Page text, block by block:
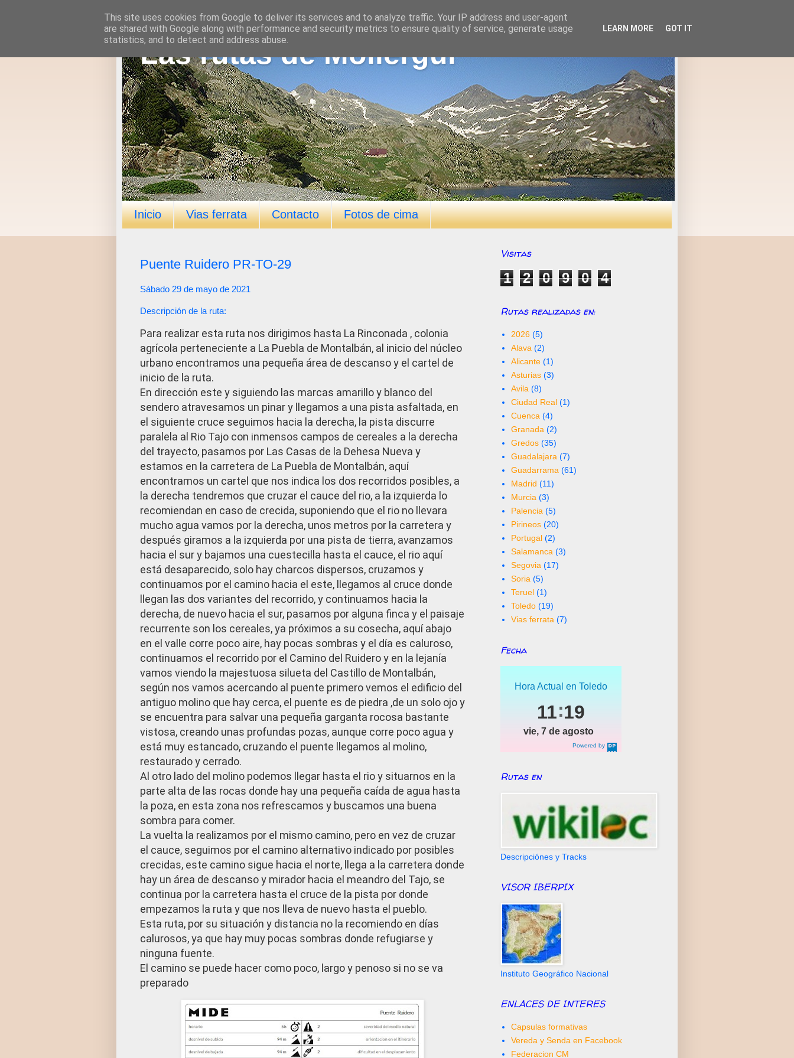
Las rutas de Mollergui
Inicio Vias ferrata Contacto Fotos de cima
Puente Ruidero PR-TO-29
Sábado 29 de mayo de 2021
Descripción de la ruta:
Para realizar esta ruta nos dirigimos hasta La Rinconada , colonia
agrícola perteneciente a La Puebla de Montalbán, al inicio del núcleo
urbano encontramos una pequeña área de descanso y el cartel de
inicio de la ruta.
En dirección este y siguiendo las marcas amarillo y blanco del
sendero atravesamos un pinar y llegamos a una pista asfaltada, en
el siguiente cruce seguimos hacia la derecha, la pista discurre
paralela al Rio Tajo con inmensos campos de cereales a la derecha
del trayecto, pasamos por Las Casas de la Dehesa Nueva y
estamos en la carretera de La Puebla de Montalbán, aquí
encontramos un cartel que nos indica los dos recorridos posibles, a
la derecha tendremos que cruzar el cauce del rio, a la izquierda lo
recomiendan en caso de crecida, suponiendo que el rio no llevara
mucho agua vamos por la derecha, unos metros por la carretera y
después giramos a la izquierda por una pista de tierra, avanzamos
hacia el sur y bajamos una cuestecilla hasta el cauce, el rio aquí
está desaparecido, solo hay charcos dispersos, cruzamos y
continuamos por el camino hacia el este, llegamos al cruce donde
llegan las dos variantes del recorrido, y continuamos hacia la
derecha, de nuevo hacia el sur, pasamos por alguna finca y el paisaje
recurrente son los cereales, ya próximos a su cosecha, aquí abajo
en el valle corre poco aire, hay pocas sombras y el día es caluroso,
continuamos el recorrido por el Camino del Ruidero y en la lejanía
vamos viendo la majestuosa silueta del Castillo de Montalbán,
según nos vamos acercando al puente primero vemos el edificio del
antiguo molino que hay cerca, el puente es de piedra ,de un solo ojo y
se encuentra para salvar una pequeña garganta rocosa bastante
vistosa, creando unas profundas pozas, aunque corre poco agua y
está muy estancado, cruzando el puente llegamos al molino,
restaurado y cerrado.
Al otro lado del molino podemos llegar hasta el rio y situarnos en la
parte alta de las rocas donde hay una pequeña caída de agua hasta
la poza, en esta zona nos refrescamos y buscamos una buena
sombra para comer.
La vuelta la realizamos por el mismo camino, pero en vez de cruzar
el cauce, seguimos por el camino alternativo indicado por posibles
crecidas, este camino sigue hacia el norte, llega a la carretera donde
hay un área de descanso y mirador hacia el meandro del Tajo, se
continua por la carretera hasta el cruce de la pista por donde
empezamos la ruta y que nos lleva de nuevo hasta el pueblo.
Esta ruta, por su situación y distancia no la recomiendo en días
calurosos, ya que hay muy pocas sombras donde refugiarse y
ninguna fuente.
El camino se puede hacer como poco, largo y penoso si no se va
preparado
Visitas
1 2 0 9 0 4
Rutas realizadas en:
2026 (5)
Alava (2)
Alicante (1)
Asturias (3)
Avila (8)
Ciudad Real (1)
Cuenca (4)
Granada (2)
Gredos (35)
Guadalajara (7)
Guadarrama (61)
Madrid (11)
Murcia (3)
Palencia (5)
Pirineos (20)
Portugal (2)
Salamanca (3)
Segovia (17)
Soria (5)
Teruel (1)
Toledo (19)
Vias ferrata (7)
Fecha
Powered by
Hora Actual en Toledo
11 19
vie, 7 de agosto
Rutas en
Descripciónes y Tracks
VISOR IBERPIX
Instituto Geográfico Nacional
ENLACES DE INTERES
Capsulas formativas
Vereda y Senda en Facebook
Federacion CM
This site uses cookies from Google to deliver its services and to analyze traffic. Your IP address and user-agent
are shared with Google along with performance and security metrics to ensure quality of service, generate usage
statistics, and to detect and address abuse.
LEARN MORE GOT IT